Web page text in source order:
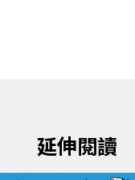
延伸閱讀